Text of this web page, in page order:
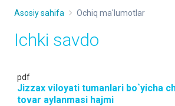
Asosiy sahifa Ochiq ma'lumotlar
Ichki savdo
pdf
Jizzax viloyati tumanlari bo`yicha
tovar aylanmasi hajmi